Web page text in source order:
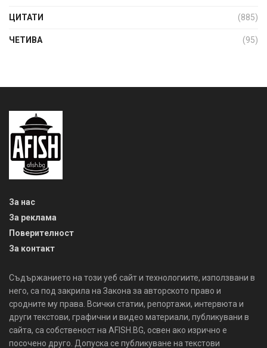
ЦИТАТИ (885)
ЧЕТИВА (95)
За нас
За реклама
Поверителност
За контакт
Съдържанието на този уеб сайт и технологиите, използвани в
него, са под закрила на Закона за авторското право и
сродните му права. Всички статии, репортажи, интервюта и
други текстови, графични и видео материали, публикувани в
сайта, са собственост на AFISH.BG, освен ако изрично е
посочено друго. Допуска се публикуване на текстови